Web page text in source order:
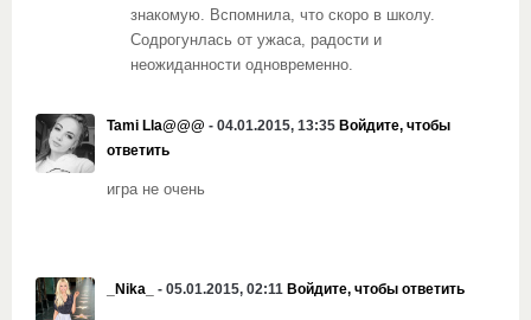
знакомую. Вспомнила, что скоро в школу.
Содрогунлась от ужаса, радости и
неожиданности одновременно.
Tami Lla@@@ - 04.01.2015, 13:35 Войдите, чтобы
ответить
игра не очень
_Nika_ - 05.01.2015, 02:11 Войдите, чтобы ответить